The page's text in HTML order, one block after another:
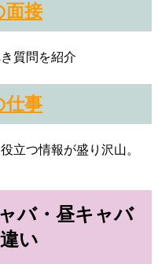
面接
質問を紹介
仕事
立つ情報が盛り沢山。
バ・昼キャバ
い